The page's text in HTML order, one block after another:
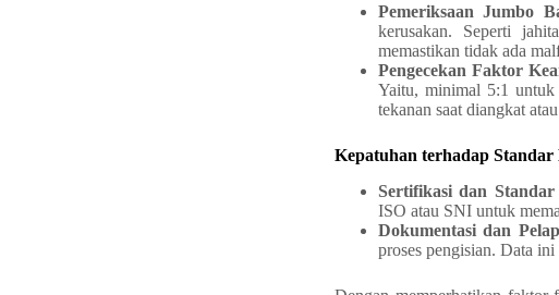
Pemeriksaan Jumbo
kerusakan. Seperti
memastikan tidak ada
Pengecekan Faktor
Yaitu, minimal 5:1 untuk
tekanan saat diangkat
Kepatuhan terhadap Standar
Sertifikasi dan
ISO atau SNI untuk
Dokumentasi dan
proses pengisian. Data